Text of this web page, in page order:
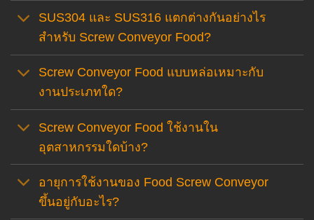
SUS304 และ SUS316 แตกต่างกันอย่างไร
สำหรับ Screw Conveyor Food?
Screw Conveyor Food แบบหล่อเหมาะกับ
งานประเภทใด?
Screw Conveyor Food ใช้งานใน
อุตสาหกรรมใดบ้าง?
อายุการใช้งานของ Food Screw Conveyor
ขึ้นอยู่กับอะไร?